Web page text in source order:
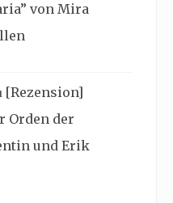
von Mira
[Rezension]
Orden der
und Erik